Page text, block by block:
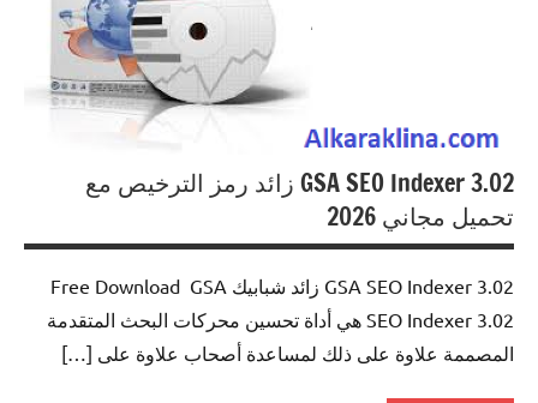
GSA SEO Indexer 3.02 زائد رمز الترخيص مع
تحميل مجاني 2026
GSA SEO Indexer 3.02 زائد شبابيك Free Download GSA
SEO Indexer 3.02 هي أداة تحسين محركات البحث المتقدمة
المصممة علاوة على ذلك لمساعدة أصحاب علاوة على […]